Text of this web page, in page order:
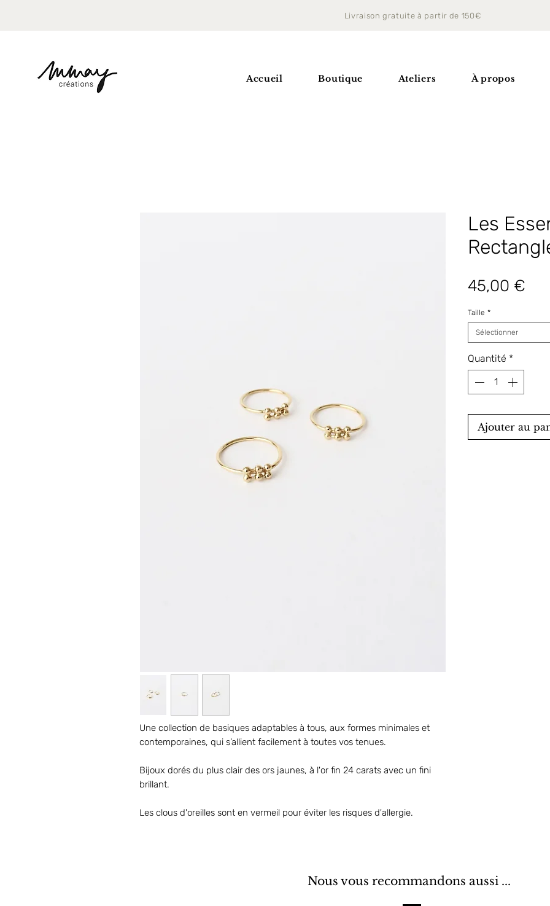
Livraison gratuite à partir de 150€
Accueil Boutique Ateliers À propos
Une collection de basiques adaptables à tous, aux formes minimales et
contemporaines, qui s’allient facilement à toutes vos tenues.
Bijoux dorés du plus clair des ors jaunes, à l'or fin 24 carats avec un fini
brillant.
Les clous d'oreilles sont en vermeil pour éviter les risques d'allergie.
Les
45,00 €
Taille *
Sélectionner
Quantité *
Ajouter au
Nous vous recommandons aussi ...